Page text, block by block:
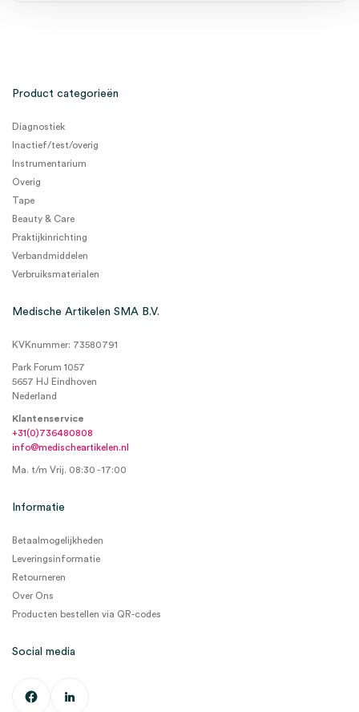
Product categorieën
Diagnostiek
Inactief/test/overig
Instrumentarium
Overig
Tape
Beauty & Care
Praktijkinrichting
Verbandmiddelen
Verbruiksmaterialen
Medische Artikelen SMA B.V.
KVKnummer: 73580791
Park Forum 1057
5657 HJ Eindhoven
Nederland
Klantenservice
+31(0)736480808
info@medischeartikelen.nl
Ma. t/m Vrij. 08:30 - 17:00
Informatie
Betaalmogelijkheden
Leveringsinformatie
Retourneren
Over Ons
Producten bestellen via QR-codes
Social media